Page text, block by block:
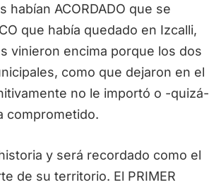
habían ACORDADO que se
que había quedado en Izcalli,
vinieron encima porque los dos
como que dejaron en el
no le importó o -quizá-
comprometido.
y será recordado como el
de su territorio. El PRIMER